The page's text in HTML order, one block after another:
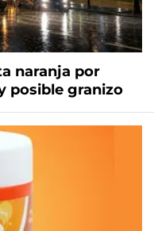
naranja por
posible granizo